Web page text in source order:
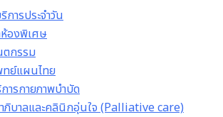
การประจำวัน
ห้องพิเศษ
กรรม
ย์แผนไทย
ารกายภาพบำบัด
ภิบาลและคลินิกอุ่นใจ (Palliative care)